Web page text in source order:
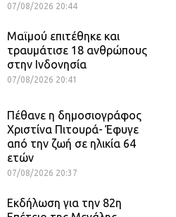
07/08/2026 20:44
Μαϊμού επιτέθηκε και
τραυμάτισε 18 ανθρώπους
στην Ινδονησία
07/08/2026 20:41
Πέθανε η δημοσιογράφος
Χριστίνα Πιτουρά- Έφυγε
από την ζωή σε ηλικία 64
ετών
07/08/2026 20:37
Εκδήλωση για την 82η